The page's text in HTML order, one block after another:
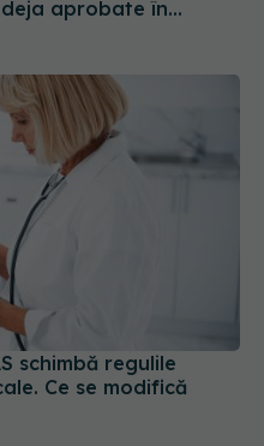
schimbă regulile
Ce se modifică